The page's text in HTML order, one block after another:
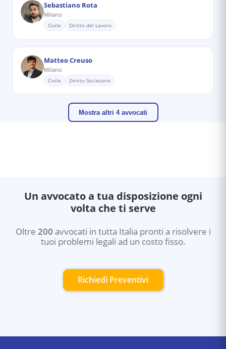
Sebastiano Rota
Milano
Civile Diritto del Lavoro
Matteo Creuso
Milano
Civile Diritto Societario
Mostra altri 4 avvocati
Un avvocato a tua disposizione ogni
volta che ti serve
Oltre 200 avvocati in tutta Italia pronti a risolvere i
tuoi problemi legali ad un costo fisso.
Richiedi Preventivi